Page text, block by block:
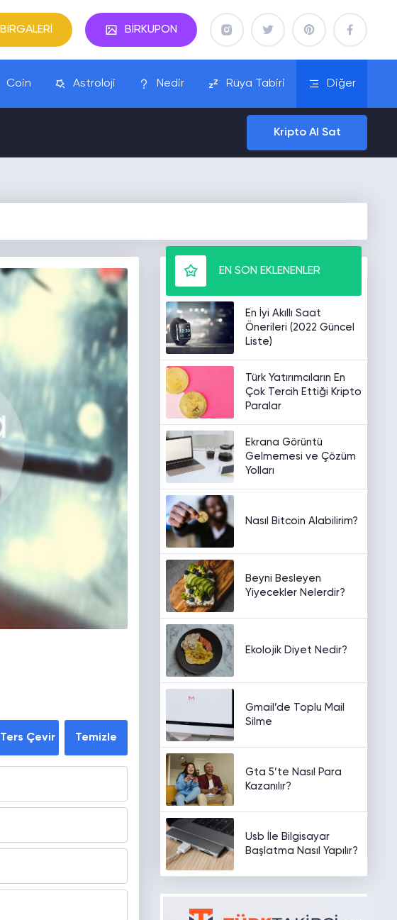
BİRGALERİ BİRKUPON
Coin Astroloji Nedir Rüya Tabiri Diğer
Kripto Al Sat
Ters Çevir Temizle
EN SON EKLENENLER
En İyi Akıllı Saat
Önerileri (2022 Güncel
Liste)
Türk Yatırımcıların En
Çok Tercih Ettiği Kripto
Paralar
Ekrana Görüntü
Gelmemesi ve Çözüm
Yolları
Nasıl Bitcoin Alabilirim?
Beyni Besleyen
Yiyecekler Nelerdir?
Ekolojik Diyet Nedir?
Gmail’de Toplu Mail
Silme
Gta 5’te Nasıl Para
Kazanılır?
Usb İle Bilgisayar
Başlatma Nasıl Yapılır?